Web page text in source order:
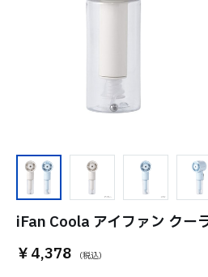
iFan Coola アイファン クー
￥4,378